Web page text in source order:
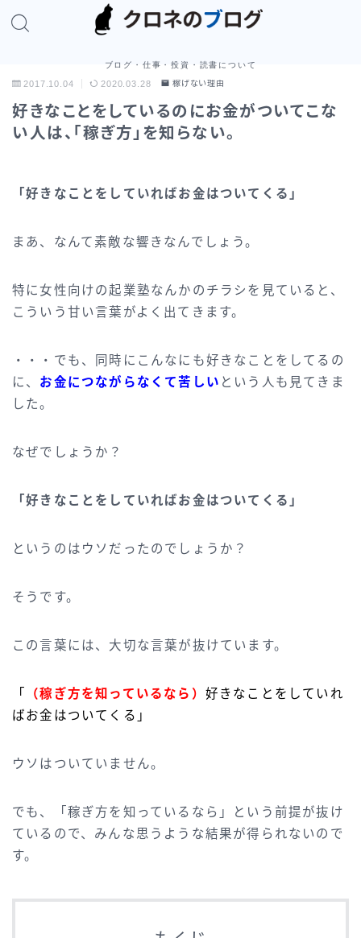
ブログ・仕事・投資・読書について
2017.10.04 2020.03.28 稼げない理由
好きなことをしているのにお金がついてこな
い人は、「稼ぎ方」を知らない。
「好きなことをしていればお金はついてくる」
まあ、なんて素敵な響きなんでしょう。
特に女性向けの起業塾なんかのチラシを見ていると、
こういう甘い言葉がよく出てきます。
・・・でも、同時にこんなにも好きなことをしてるの
に、 お金につながらなくて苦しい という人も見てきま
した。
なぜでしょうか？
「好きなことをしていればお金はついてくる」
というのはウソだったのでしょうか？
そうです。
この言葉には、大切な言葉が抜けています。
「 （稼ぎ方を知っているなら ） 好きなことをしていれ
ばお金はついてくる」
ウソはついていません。
でも、「稼ぎ方を知っているなら」という前提が抜け
ているので、みんな思うような結果が得られないので
す。